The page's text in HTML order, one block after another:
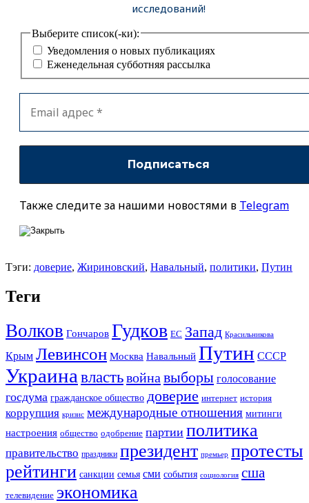
исследований!
Выберите список(-ки):
Уведомления о новых публикациях
Еженедельная субботняя рассылка
Также следите за нашими новостями в Telegram
Тэги: доверие, Жириновский, Навальный, политики, Путин
Теги
Волков Гончаров Гудков ЕС Запад Красильникова
Крым Левинсон Москва Навальный Путин СССР
Украина властьвойна выборы голосование
госдума гражданское общество доверие интернет история
коррупция кризис международные отношения митинги
настроения общество одобрение партии политика
правительство праздники президент премьер протесты
рейтинги санкции семья сми события социология сша
телевидение экономика